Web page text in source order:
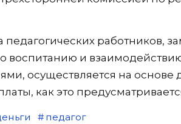
педагогических работников,
воспитанию и
осуществляется на основе
как это
педагог